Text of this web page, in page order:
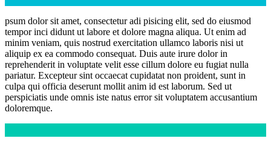
psum dolor sit amet, consectetur adi pisicing elit, sed do eiusmod
tempor inci didunt ut labore et dolore magna aliqua. Ut enim ad
minim veniam, quis nostrud exercitation ullamco laboris nisi ut
aliquip ex ea commodo consequat. Duis aute irure dolor in
reprehenderit in voluptate velit esse cillum dolore eu fugiat nulla
pariatur. Excepteur sint occaecat cupidatat non proident, sunt in
culpa qui officia deserunt mollit anim id est laborum. Sed ut
perspiciatis unde omnis iste natus error sit voluptatem accusantium
doloremque.